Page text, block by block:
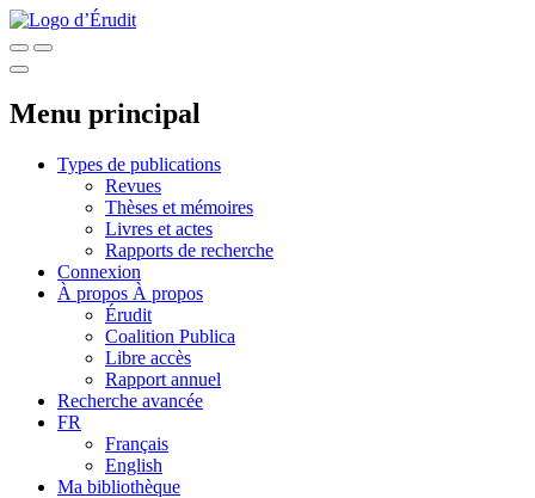
Menu principal
Types de publications
Revues
Thèses et mémoires
Livres et actes
Rapports de recherche
Connexion
À propos À propos
Érudit
Coalition Publica
Libre accès
Rapport annuel
Recherche avancée
FR
Français
English
Ma bibliothèque